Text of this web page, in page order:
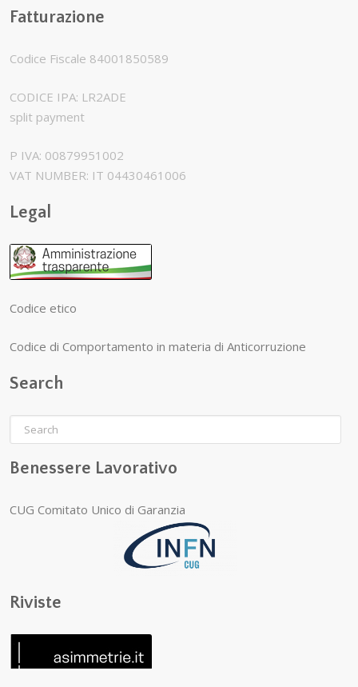
Fatturazione
Codice Fiscale 84001850589
CODICE IPA: LR2ADE
split payment
P IVA: 00879951002
VAT NUMBER: IT 04430461006
Legal
Codice etico
Codice di Comportamento in materia di Anticorruzione
Search
Benessere Lavorativo
CUG Comitato Unico di Garanzia
Riviste